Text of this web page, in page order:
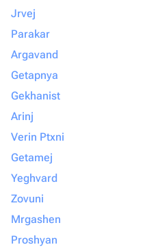
Jrvej
Parakar
Argavand
Getapnya
Gekhanist
Arinj
Verin Ptxni
Getamej
Yeghvard
Zovuni
Mrgashen
Proshyan